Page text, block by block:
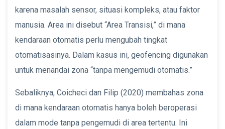
karena masalah sensor, situasi kompleks, atau faktor
manusia. Area ini disebut “Area Transisi,” di mana
kendaraan otomatis perlu mengubah tingkat
otomatisasinya. Dalam kasus ini, geofencing digunakan
untuk menandai zona “tanpa mengemudi otomatis.”
Sebaliknya, Coicheci dan Filip (2020) membahas zona
di mana kendaraan otomatis hanya boleh beroperasi
dalam mode tanpa pengemudi di area tertentu. Ini